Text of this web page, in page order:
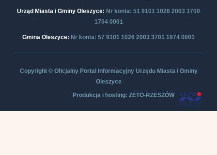
Urząd Miasta i Gminy Oleszyce: Nr konta: 51 9101 1026 2003 3700
1704 0001
Gmina Oleszyce: Nr konta: 57 9101 1026 2003 3701 1974 0001
Copyright © Oficjalny Portal Informacyjny Urzędu Miasta i Gminy
Oleszyce
Produkcja i hosting: ZETO-RZESZÓW